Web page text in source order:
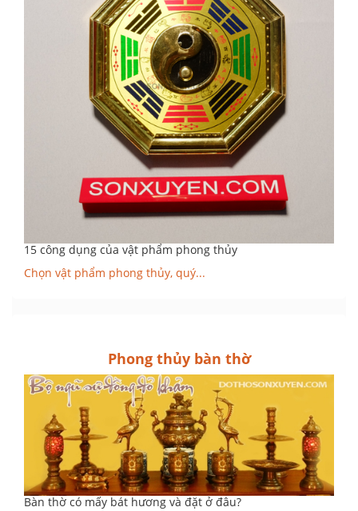
15 công dụng của vật phẩm phong thủy
Chọn vật phẩm phong thủy, quý...
Phong thủy bàn thờ
Bàn thờ có mấy bát hương và đặt ở đâu?